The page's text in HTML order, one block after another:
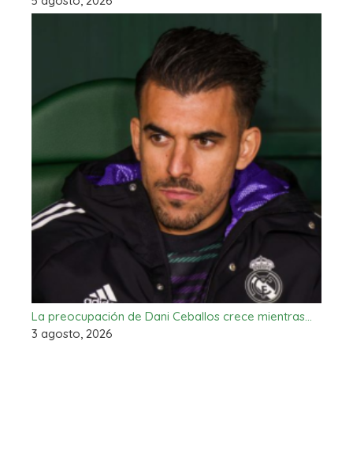
La preocupación de Dani Ceballos crece mientras…
3 agosto, 2026